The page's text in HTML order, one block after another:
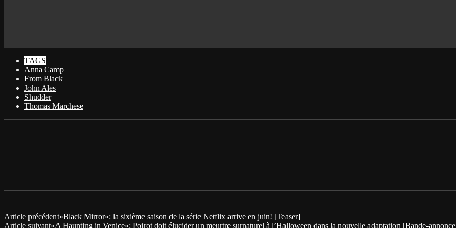
TAGS
Anna Camp
From Black
John Ales
Shudder
Thomas Marchese
Article précédent«Black Mirror»: la sixième saison de la série Netflix arrive en juin! [Teaser]
Article suivant«A Haunting in Venice»: Poirot doit élucider un meurtre surnaturel à l’Halloween dans la nouvelle adaptation [Bande-